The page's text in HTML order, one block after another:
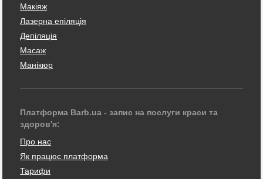
Макіяж
Лазерна епіляція
Депіляція
Масаж
Манікюр
Платформа Barb.ua - запис на послуги краси та
здоров'я:
Про нас
Як працює платформа
Тарифи